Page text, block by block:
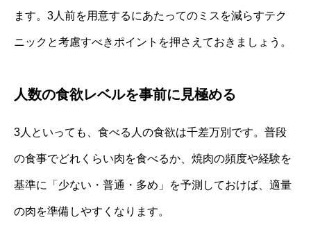
ます。3人前を用意するにあたってのミスを減らすテク
ニックと考慮すべきポイントを押さえておきましょう。
人数の食欲レベルを事前に見極める
3人といっても、食べる人の食欲は千差万別です。普段
の食事でどれくらい肉を食べるか、焼肉の頻度や経験を
基準に「少ない・普通・多め」を予測しておけば、適量
の肉を準備しやすくなります。